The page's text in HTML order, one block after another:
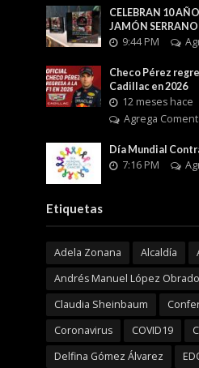
CELEBRAN 10
JAMÓN SERRANO
9:44 PM
Checo Pérez
Cadillac en 2026
12 meses hace
Agrega
Día Mundial
7:16 PM
Etiquetas
Adela Zonana Alcaldía
Andrés Manuel López
Claudia Sheinbaum
Coronavirus
COVID19
Delfina Gómez Álvarez